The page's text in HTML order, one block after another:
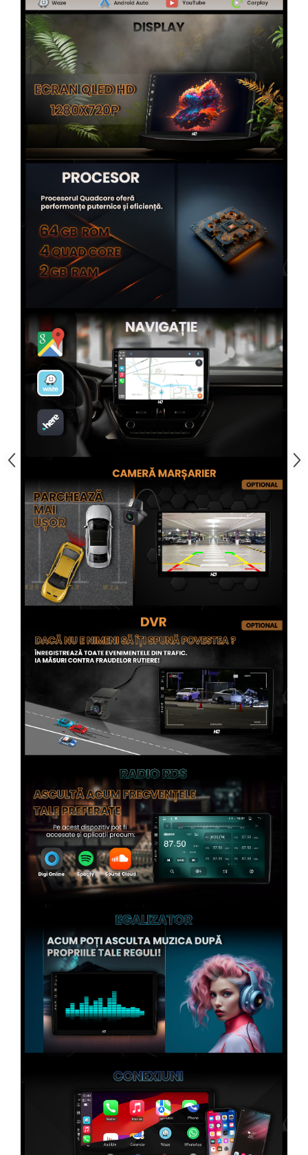
Rame adaptoare Toyota
Rame adaptoare Volvo
Rame adaptoare Honda
Rame Adaptoare Porsche
Rame adaptoare Citroen
Rame adaptoare Peugeot
Rame adaptoare Daihatsu
Rame adaptoare Mazda
Rame adaptoare Kia
Rame adaptoare Nissan
Rame adaptoare Fiat
Rame adaptoare Hyundai
Rame adaptoare Chevrolet
Rame adaptoare Mitsubishi
Rame adaptoare Jeep
Rame adaptoare Chrysler
Rame adaptoare Dodge
Rame adaptoare Isuzu
Rame adaptoare Iveco
Rame adaptoare Smart
Rame adaptoare Land Rover
Rame adaptoare Ssangyong
Rame adaptoare Hummer
Conectica Auto
Conectica Auto
Conectică Audi
Conectică Ford
Conectică Opel
Conectică Skoda
Conectică Honda
Conectică BMW
Conectică BMW
Conectică Mercedes Benz
Conectică Chevrolet